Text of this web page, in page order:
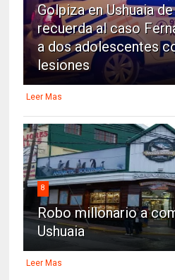
Golpiza en Ushuaia
recuerda al caso
a dos adolescentes
lesiones
Leer Mas
8
Robo millonario a
Ushuaia
Leer Mas